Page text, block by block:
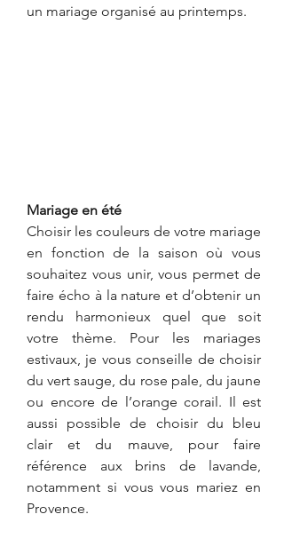
un mariage organisé au printemps.
Mariage en été
Choisir les couleurs de votre mariage
en fonction de la saison où vous
souhaitez vous unir, vous permet de
faire écho à la nature et d’obtenir un
rendu harmonieux quel que soit
votre thème. Pour les mariages
estivaux, je vous conseille de choisir
du vert sauge, du rose pale, du jaune
ou encore de l’orange corail. Il est
aussi possible de choisir du bleu
clair et du mauve, pour faire
référence aux brins de lavande,
notamment si vous vous mariez en
Provence.